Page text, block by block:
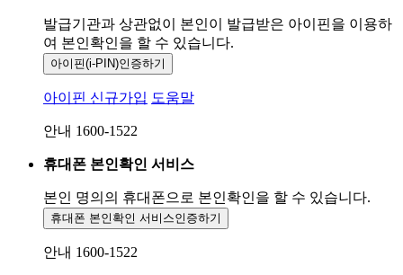
발급기관과 상관없이 본인이 발급받은 아이핀을 이용하
여 본인확인을 할 수 있습니다.
아이핀(i-PIN)인증하기
아이핀 신규가입 도움말
안내 1600-1522
휴대폰 본인확인 서비스
본인 명의의 휴대폰으로 본인확인을 할 수 있습니다.
휴대폰 본인확인 서비스인증하기
안내 1600-1522